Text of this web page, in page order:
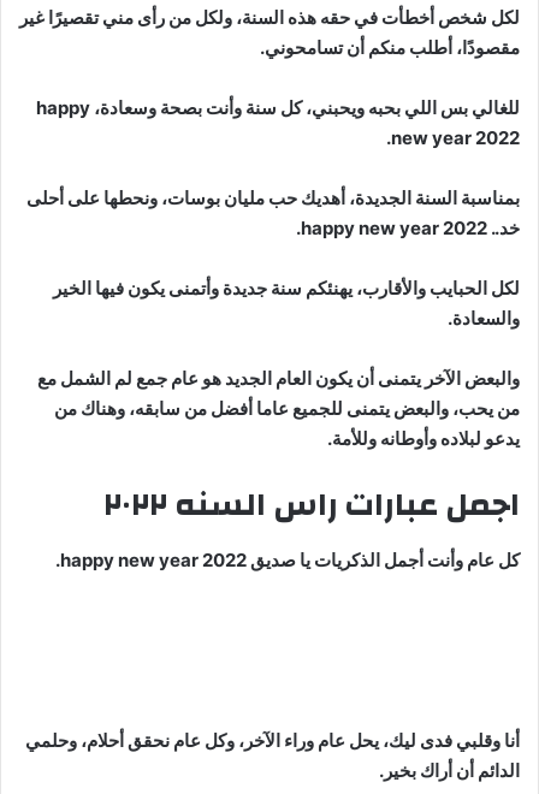
لكل شخص أخطأت في حقه هذه السنة، ولكل من رأى مني تقصيرًا غير
مقصودًا، أطلب منكم أن تسامحوني.
للغالي بس اللي بحبه ويحبني، كل سنة وأنت بصحة وسعادة، happy
new year 2022.
بمناسبة السنة الجديدة، أهديك حب مليان بوسات، ونحطها على أحلى
خد.. happy new year 2022.
لكل الحبايب والأقارب، يهنئكم سنة جديدة وأتمنى يكون فيها الخير
والسعادة.
والبعض الآخر يتمنى أن يكون العام الجديد هو عام جمع لم الشمل مع
من يحب، والبعض يتمنى للجميع عاما أفضل من سابقه، وهناك من
يدعو لبلاده وأوطانه وللأمة.
اجمل عبارات راس السنه ٢٠٢٢
كل عام وأنت أجمل الذكريات يا صديق happy new year 2022.
أنا وقلبي فدى ليك، يحل عام وراء الآخر، وكل عام نحقق أحلام، وحلمي
الدائم أن أراك بخير.